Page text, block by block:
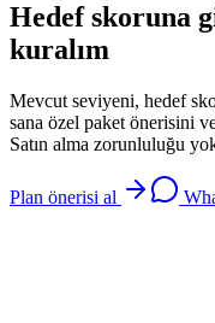
Hedef skoruna
kuralım
Mevcut seviyeni, hedef
sana özel paket önerisini ve
Satın alma zorunluluğu
Plan önerisi al